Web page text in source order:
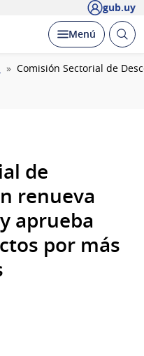
gub.uy
Desplegar
Menú Abrir
Comisión Sectorial de
de
renueva
aprueba
por más